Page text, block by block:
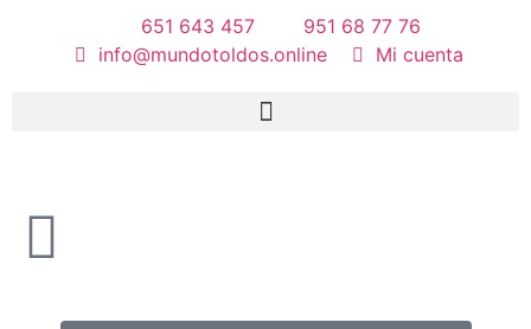
651 643 457
951 68 77 76
info@mundotoldos.online
Mi cuenta